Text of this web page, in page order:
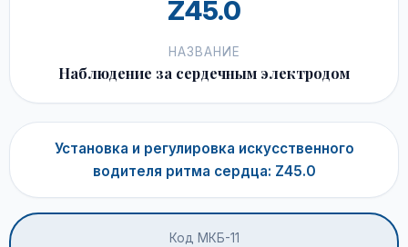
Z45.0
НАЗВАНИЕ
Наблюдение за сердечным электродом
Установка и регулировка искусственного
водителя ритма сердца: Z45.0
Код МКБ-11